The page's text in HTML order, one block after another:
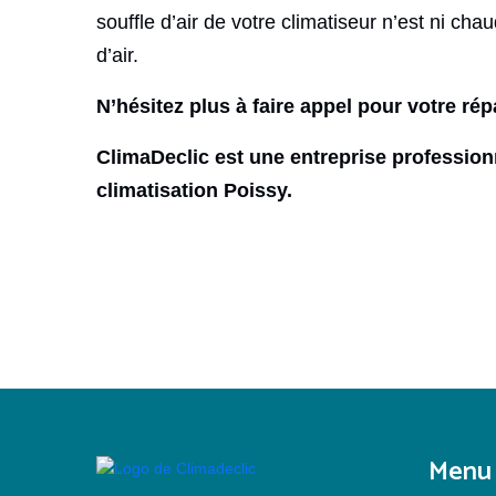
souffle d’air de votre climatiseur n’est ni
d’air.
N’hésitez plus à faire appel pour votre
ClimaDeclic est une entreprise
climatisation Poissy.
Menu